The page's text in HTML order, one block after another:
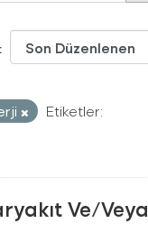
Etiketler:
Ve/Veya